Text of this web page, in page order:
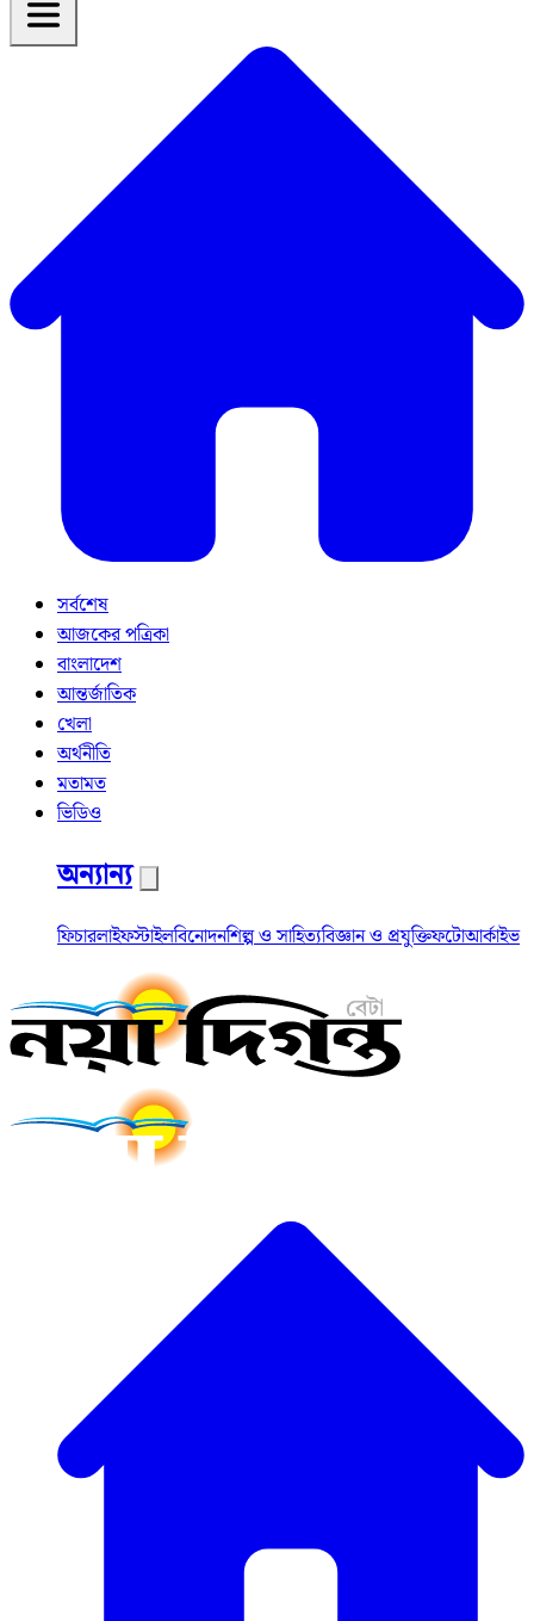
সর্বশেষ
আজকের পত্রিকা
বাংলাদেশ
আন্তর্জাতিক
খেলা
অর্থনীতি
মতামত
ভিডিও
অন্যান্য
ফিচারলাইফস্টাইলবিনোদনশিল্প ও সাহিত্যবিজ্ঞান ও প্রযুক্তিফটোআর্কাইভ